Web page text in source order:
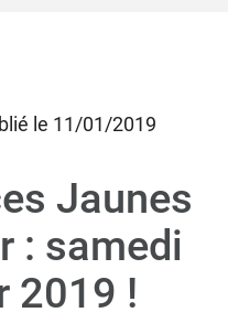
le 11/01/2019
Jaunes
: samedi
2019 !